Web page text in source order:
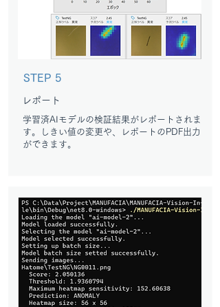
STEP 5
レポート
学習済AIモデルの検証結果がレポートされま
す。しきい値の変更や、レポートのPDF出力
ができます。